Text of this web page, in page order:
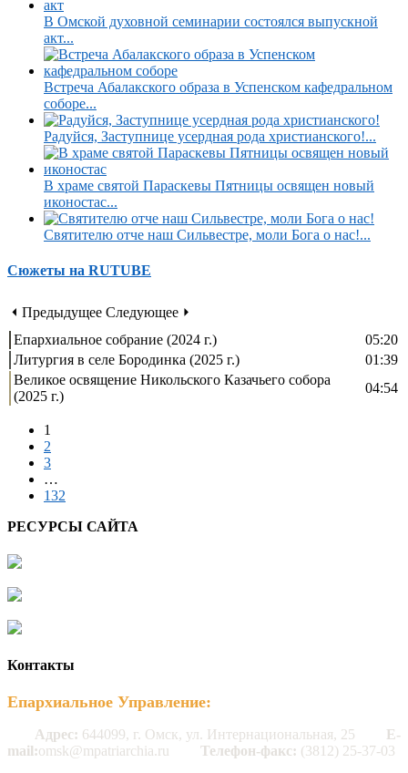
В Омской духовной семинарии состоялся выпускной
акт...
Встреча Абалакского образа в Успенском кафедральном
соборе...
Радуйся, Заступнице усердная рода христианского!...
В храме святой Параскевы Пятницы освящен новый
иконостас...
Святителю отче наш Сильвестре, моли Бога о нас!...
Сюжеты на RUTUBE
⏴ Предыдущее Следующее ⏵
Епархиальное собрание (2024 г.)
05:20
Литургия в селе Бородинка (2025 г.)
01:39
Великое освящение Никольского Казачьего собора
(2025 г.)
04:54
1
2
3
…
132
РЕСУРСЫ САЙТА
Контакты
Епархиальное Управление:
Адрес: 644099, г. Омск, ул. Интернациональная, 25
E-
mail:omsk@mpatriarchia.ru Телефон-факс: (3812) 25-37-03